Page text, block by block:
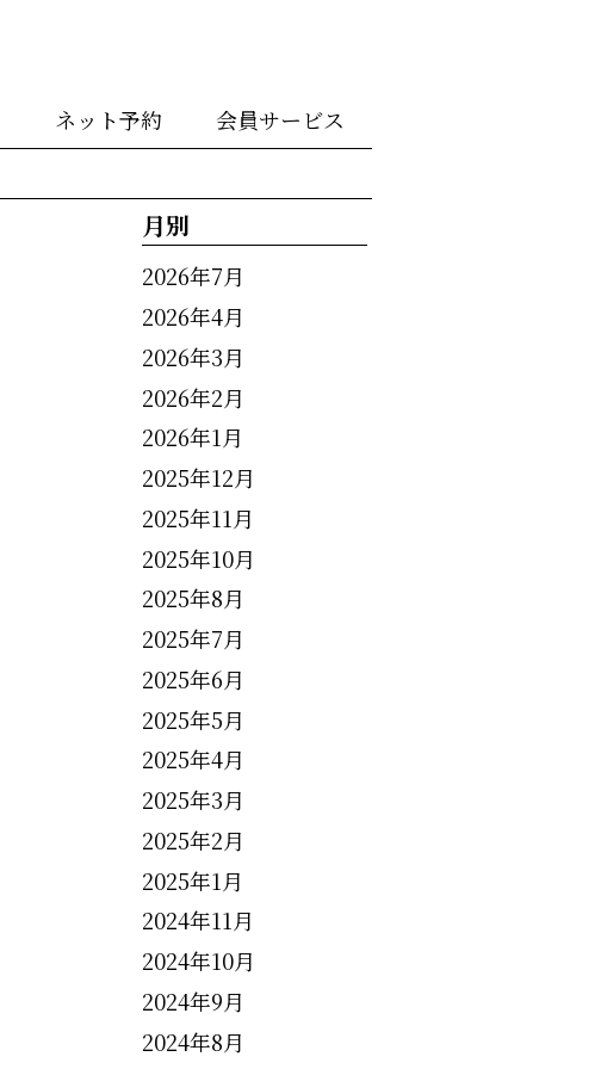
ネット予約 会員サービス
月別
2026年7月
2026年4月
2026年3月
2026年2月
2026年1月
2025年12月
2025年11月
2025年10月
2025年8月
2025年7月
2025年6月
2025年5月
2025年4月
2025年3月
2025年2月
2025年1月
2024年11月
2024年10月
2024年9月
2024年8月